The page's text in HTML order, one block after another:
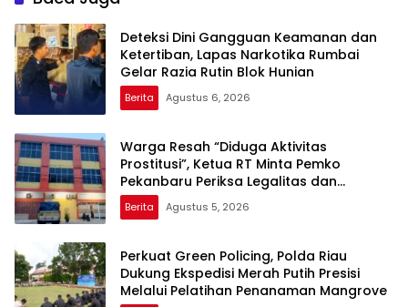
Deteksi Dini Gangguan Keamanan dan
Ketertiban, Lapas Narkotika Rumbai
Gelar Razia Rutin Blok Hunian
Berita Agustus 6, 2026
Warga Resah “Diduga Aktivitas
Prostitusi”, Ketua RT Minta Pemko
Pekanbaru Periksa Legalitas dan
Aktivitas Z Homestay di Jalan Tanjung
Datuk
Berita Agustus 5, 2026
Perkuat Green Policing, Polda Riau
Dukung Ekspedisi Merah Putih Presisi
Melalui Pelatihan Penanaman Mangrove